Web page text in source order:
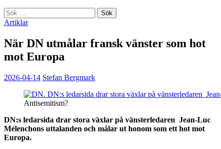
Sök
efter:
Artiklar
När DN utmålar fransk vänster som hot
mot Europa
2026-04-14 Stefan Bergmark
Antisemitism?
DN:s ledarsida drar stora växlar på vänsterledaren Jean-Luc
Mélenchons uttalanden och målar ut honom som ett hot mot
Europa.